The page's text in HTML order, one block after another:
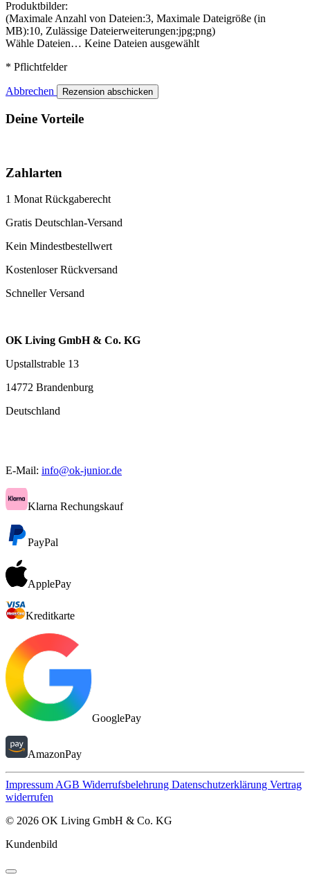
Produktbilder:
(Maximale Anzahl von Dateien:3, Maximale Dateigröße (in
MB):10, Zulässige Dateierweiterungen:jpg;png)
Wähle Dateien… Keine Dateien ausgewählt
* Pflichtfelder
Abbrechen Rezension abschicken
Deine Vorteile
Zahlarten
1 Monat Rückgaberecht
Gratis Deutschlan-Versand
Kein Mindestbestellwert
Kostenloser Rückversand
Schneller Versand
OK Living GmbH & Co. KG
Upstallstrable 13
14772 Brandenburg
Deutschland
E-Mail: info@ok-junior.de
Klarna Rechungskauf
PayPal
ApplePay
Kreditkarte
GooglePay
AmazonPay
ImpressumAGB Widerrufsbelehrung Datenschutzerklärung Vertrag
widerrufen
© 2026 OK Living GmbH & Co. KG
Kundenbild